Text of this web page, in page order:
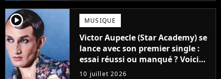
player2 MUSIQUE
Victor Aupecle (Star Academy) se
lance avec son premier single :
essai réussi ou manqué ? Voici
notre avis !
10 juillet 2026